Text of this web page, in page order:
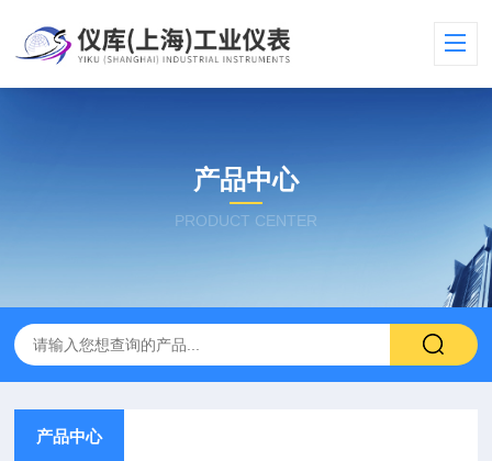
产品中心
PRODUCT CENTER
产品中心